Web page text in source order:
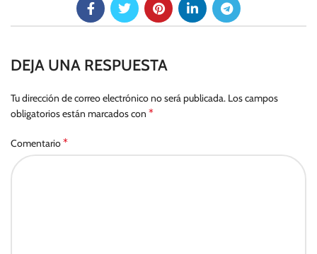
DEJA UNA RESPUESTA
Tu dirección de correo electrónico no será publicada. Los campos
obligatorios están marcados con *
Comentario*